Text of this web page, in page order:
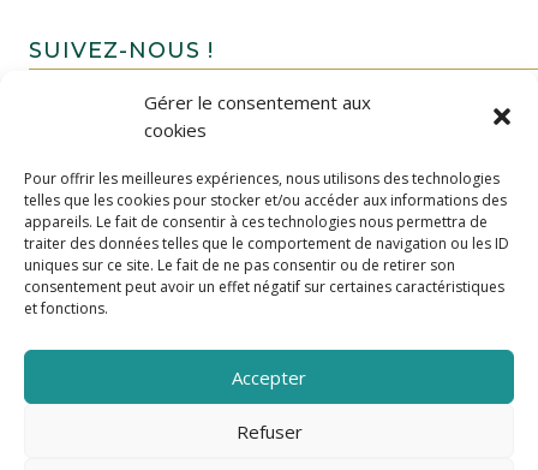
Gérer le consentement aux
cookies
Pour offrir les meilleures expériences, nous utilisons des technologies
telles que les cookies pour stocker et/ou accéder aux informations des
appareils. Le fait de consentir à ces technologies nous permettra de
traiter des données telles que le comportement de navigation ou les ID
uniques sur ce site. Le fait de ne pas consentir ou de retirer son
consentement peut avoir un effet négatif sur certaines caractéristiques
et fonctions.
Accepter
Refuser
SUIVEZ-NOUS !
FAIRE UN DON